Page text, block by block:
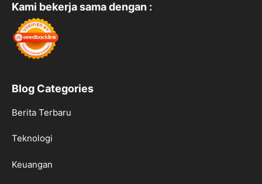
Kami bekerja sama dengan :
Blog Categories
Berita Terbaru
Teknologi
Keuangan